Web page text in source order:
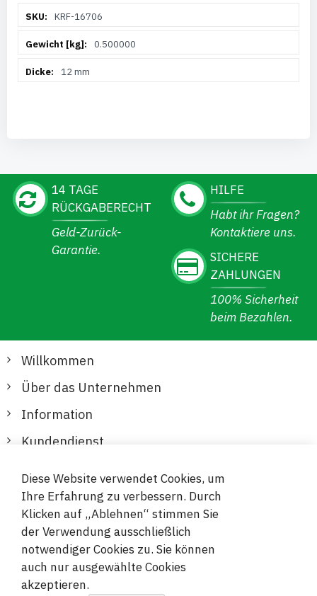
InformationenKRF-16706
0.500000
12 mm
14 TAGE
RÜCKGABERECHT
Geld-Zurück-
Garantie.
HILFE
Habt ihr Fragen?
Kontaktiere uns.
SICHERE
ZAHLUNGEN
100% Sicherheit
beim Bezahlen.
Willkommen
Über das Unternehmen
Information
Kundendienst
Sichere und bequeme Zahlungen
© 2019-2026 Megamix s.r.o.
Diese Website verwendet Cookies, um
Ihre Erfahrung zu verbessern. Durch
Klicken auf „Ablehnen“ stimmen Sie
der Verwendung ausschließlich
notwendiger Cookies zu. Sie können
auch nur ausgewählte Cookies
akzeptieren.